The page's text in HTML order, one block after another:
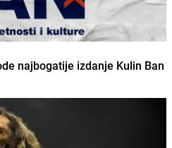
najbogatije izdanje Kulin Ban